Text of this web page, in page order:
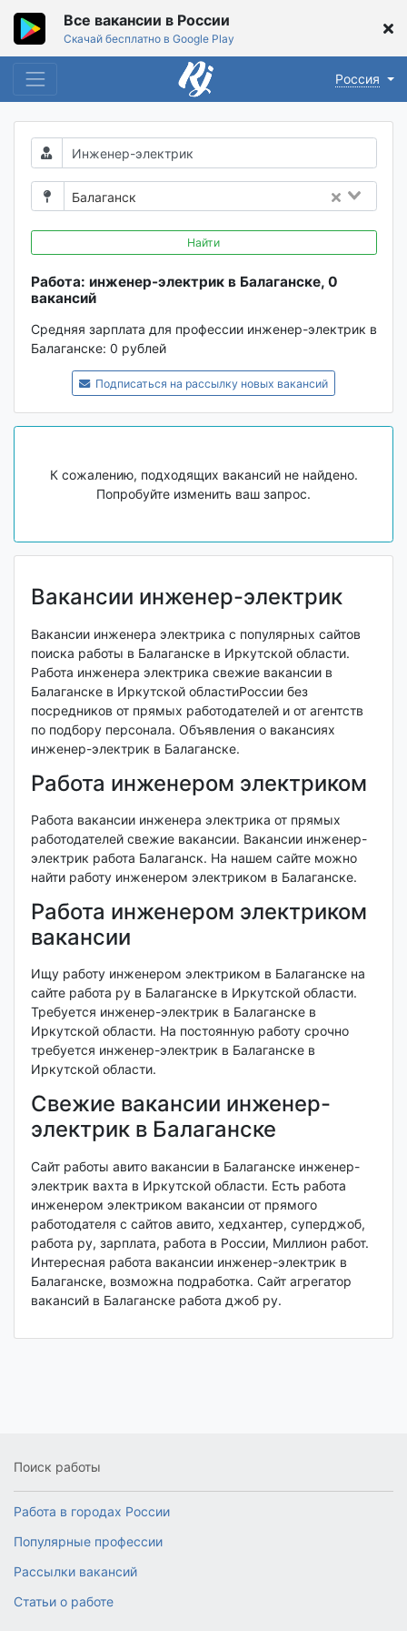
Все вакансии в России
Скачай бесплатно в Google Play
Россия
Балаганск
Найти
Работа: инженер-электрик в Балаганске, 0
вакансий
Средняя зарплата для профессии инженер-электрик в
Балаганске: 0 рублей
Подписаться на рассылку новых вакансий
К сожалению, подходящих вакансий не найдено.
Попробуйте изменить ваш запрос.
Вакансии инженер-электрик
Вакансии инженера электрика с популярных сайтов
поиска работы в Балаганске в Иркутской области.
Работа инженера электрика свежие вакансии в
Балаганске в Иркутской областиРоссии без
посредников от прямых работодателей и от агентств
по подбору персонала. Объявления о вакансиях
инженер-электрик в Балаганске.
Работа инженером электриком
Работа вакансии инженера электрика от прямых
работодателей свежие вакансии. Вакансии инженер-
электрик работа Балаганск. На нашем сайте можно
найти работу инженером электриком в Балаганске.
Работа инженером электриком
вакансии
Ищу работу инженером электриком в Балаганске на
сайте работа ру в Балаганске в Иркутской области.
Требуется инженер-электрик в Балаганске в
Иркутской области. На постоянную работу срочно
требуется инженер-электрик в Балаганске в
Иркутской области.
Свежие вакансии инженер-
электрик в Балаганске
Сайт работы авито вакансии в Балаганске инженер-
электрик вахта в Иркутской области. Есть работа
инженером электриком вакансии от прямого
работодателя с сайтов авито, хедхантер, суперджоб,
работа ру, зарплата, работа в России, Миллион работ.
Интересная работа вакансии инженер-электрик в
Балаганске, возможна подработка. Сайт агрегатор
вакансий в Балаганске работа джоб ру.
Поиск работы
Работа в городах России
Популярные профессии
Рассылки вакансий
Статьи о работе